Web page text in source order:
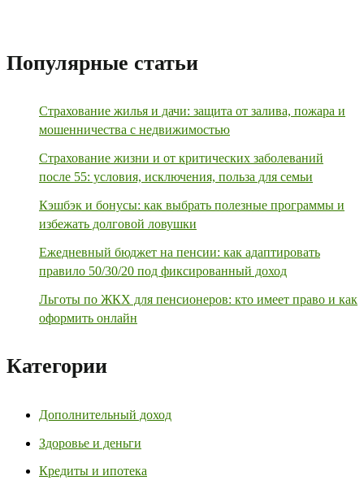
Популярные статьи
Страхование жилья и дачи: защита от залива, пожара и
мошенничества с недвижимостью
Страхование жизни и от критических заболеваний
после 55: условия, исключения, польза для семьи
Кэшбэк и бонусы: как выбрать полезные программы и
избежать долговой ловушки
Ежедневный бюджет на пенсии: как адаптировать
правило 50/30/20 под фиксированный доход
Льготы по ЖКХ для пенсионеров: кто имеет право и как
оформить онлайн
Категории
Дополнительный доход
Здоровье и деньги
Кредиты и ипотека